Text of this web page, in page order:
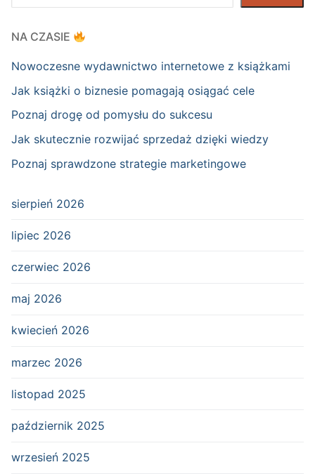
NA CZASIE
Nowoczesne wydawnictwo internetowe z książkami
Jak książki o biznesie pomagają osiągać cele
Poznaj drogę od pomysłu do sukcesu
Jak skutecznie rozwijać sprzedaż dzięki wiedzy
Poznaj sprawdzone strategie marketingowe
sierpień 2026
lipiec 2026
czerwiec 2026
maj 2026
kwiecień 2026
marzec 2026
listopad 2025
październik 2025
wrzesień 2025